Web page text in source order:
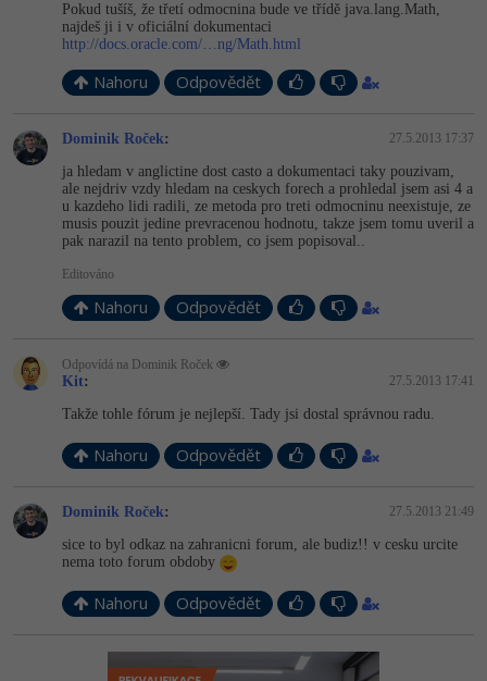
Pokud tušíš, že třetí odmocnina bude ve třídě java.lang.Math,
najdeš ji i v oficiální dokumentaci
http://docs.oracle.com/…ng/Math.html
Nahoru Odpovědět
Dominik Roček: 27.5.2013 17:37
ja hledam v anglictine dost casto a dokumentaci taky pouzivam,
ale nejdriv vzdy hledam na ceskych forech a prohledal jsem asi 4 a
u kazdeho lidi radili, ze metoda pro treti odmocninu neexistuje, ze
musis pouzit jedine prevracenou hodnotu, takze jsem tomu uveril a
pak narazil na tento problem, co jsem popisoval..
Editováno
Nahoru Odpovědět
Odpovídá na Dominik Roček
Kit: 27.5.2013 17:41
Takže tohle fórum je nejlepší. Tady jsi dostal správnou radu.
Nahoru Odpovědět
Dominik Roček: 27.5.2013 21:49
sice to byl odkaz na zahranicni forum, ale budiz!! v cesku urcite
nema toto forum obdoby
Nahoru Odpovědět